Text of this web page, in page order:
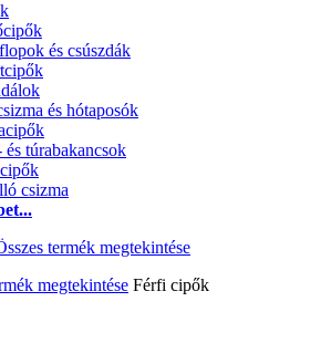
és csúszdák
és hótaposók
túrabakancsok
csizma
megtekintése Férfi cipők